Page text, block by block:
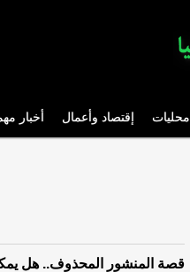
محليات إقتصاد وأعمال أخبار
قصة المنشور المحذوف.. هل